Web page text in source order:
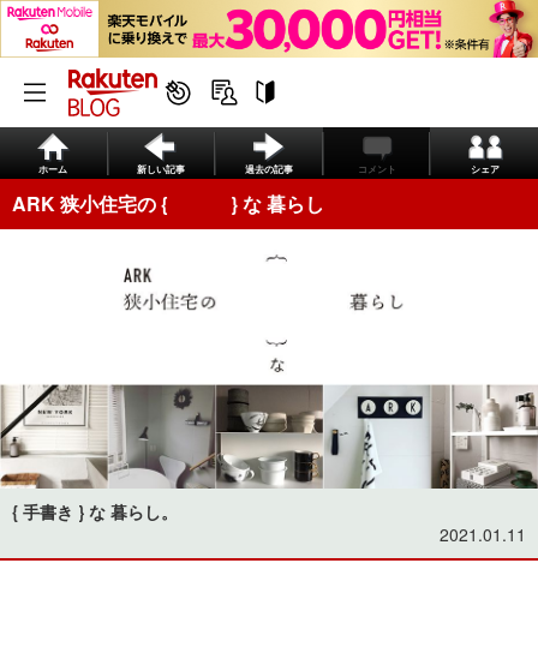
ホーム 新しい記事 過去の記事 コメント シェア
ARK 狭小住宅の { } な 暮らし
{ 手書き } な 暮らし。
2021.01.11